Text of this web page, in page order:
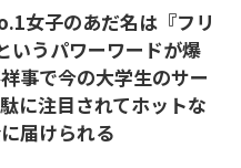
女子のあだ名は『フリ
いうパワーワードが爆
事で今の大学生のサー
に注目されてホットな
届けられる